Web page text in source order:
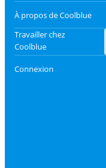
À propos de Coolblue
Travailler chez
Coolblue
Connexion